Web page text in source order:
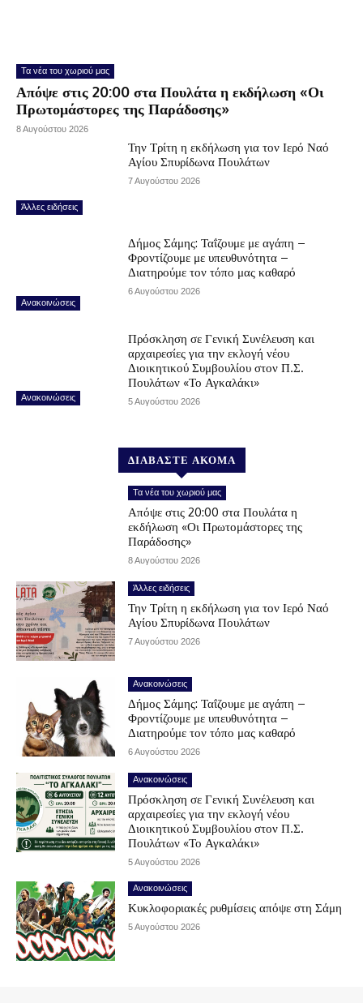
Τα νέα του χωριού μας
Απόψε στις 20:00 στα Πουλάτα η εκδήλωση «Οι
Πρωτομάστορες της Παράδοσης»
8 Αυγούστου 2026
Άλλες ειδήσεις
Την Τρίτη η εκδήλωση για τον Ιερό Ναό
Αγίου Σπυρίδωνα Πουλάτων
7 Αυγούστου 2026
Ανακοινώσεις
Δήμος Σάμης: Ταΐζουμε με αγάπη –
Φροντίζουμε με υπευθυνότητα –
Διατηρούμε τον τόπο μας καθαρό
6 Αυγούστου 2026
Ανακοινώσεις
Πρόσκληση σε Γενική Συνέλευση και
αρχαιρεσίες για την εκλογή νέου
Διοικητικού Συμβουλίου στον Π.Σ.
Πουλάτων «Το Αγκαλάκι»
5 Αυγούστου 2026
ΔΙΑΒΑΣΤΕ ΑΚΟΜΑ
Τα νέα του χωριού μας
Απόψε στις 20:00 στα Πουλάτα η
εκδήλωση «Οι Πρωτομάστορες της
Παράδοσης»
8 Αυγούστου 2026
Άλλες ειδήσεις
Την Τρίτη η εκδήλωση για τον Ιερό Ναό
Αγίου Σπυρίδωνα Πουλάτων
7 Αυγούστου 2026
Ανακοινώσεις
Δήμος Σάμης: Ταΐζουμε με αγάπη –
Φροντίζουμε με υπευθυνότητα –
Διατηρούμε τον τόπο μας καθαρό
6 Αυγούστου 2026
Ανακοινώσεις
Πρόσκληση σε Γενική Συνέλευση και
αρχαιρεσίες για την εκλογή νέου
Διοικητικού Συμβουλίου στον Π.Σ.
Πουλάτων «Το Αγκαλάκι»
5 Αυγούστου 2026
Ανακοινώσεις
Κυκλοφοριακές ρυθμίσεις απόψε στη Σάμη
5 Αυγούστου 2026